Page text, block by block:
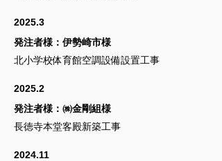
2025.3
発注者様：伊勢崎市様
北小学校体育館空調設備設置工事
2025.2
発注者様：㈱金剛組様
長徳寺本堂客殿新築工事
2024.11